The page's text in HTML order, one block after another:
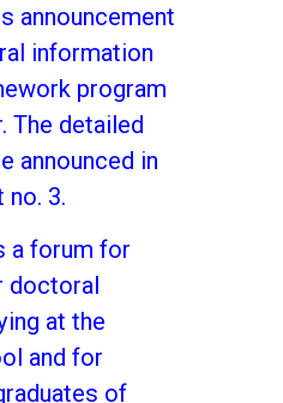
announcement
information
program
The detailed
announced in
no. 3.
a forum for
doctoral
at the
and for
of